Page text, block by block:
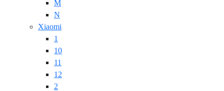
M
N
Xiaomi
1
10
11
12
2